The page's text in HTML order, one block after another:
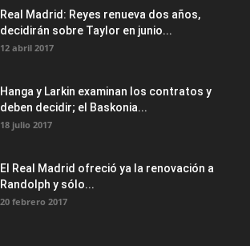
Real Madrid: Reyes renueva dos años,
decidirán sobre Taylor en junio...
12 abril 2017
Hanga y Larkin examinan los contratos y
deben decidir; el Baskonia...
18 julio 2017
El Real Madrid ofreció ya la renovación a
Randolph y sólo...
20 febrero 2017